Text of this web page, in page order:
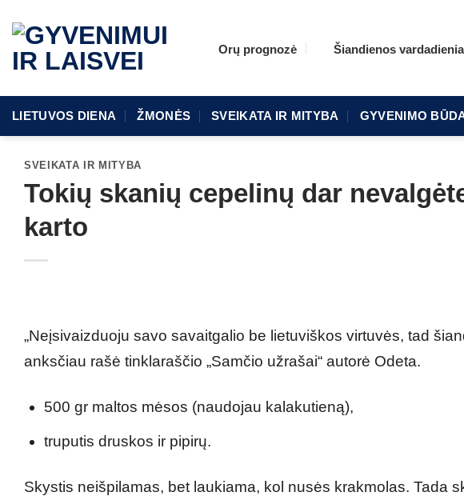
content
Orų prognozė Šiandienos
LIETUVOS DIENA ŽMONĖS SVEIKATA IR MITYBA GYVENIMO
SVEIKATA IR MITYBA
Tokių skanių cepelinų dar
karto
„Neįsivaizduoju savo savaitgalio be lietuviškos virtuvės, tad
anksčiau rašė tinklaraščio „Samčio užrašai“ autorė Odeta.
500 gr maltos mėsos (naudojau kalakutieną),
truputis druskos ir pipirų.
Skystis neišpilamas, bet laukiama, kol nusės krakmolas. Tada